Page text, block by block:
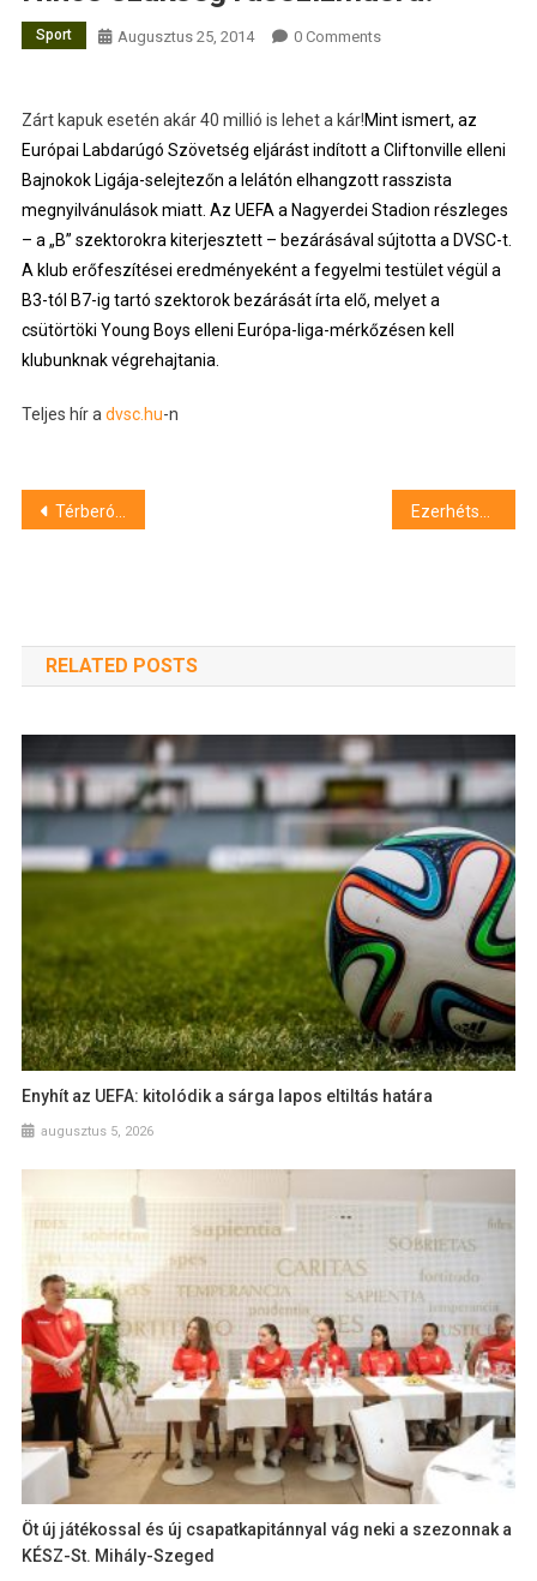
Sport Augusztus 25, 2014 0 Comments
Zárt kapuk esetén akár 40 millió is lehet a kár!Mint ismert, az
Európai Labdarúgó Szövetség eljárást indított a Cliftonville elleni
Bajnokok Ligája-selejtezőn a lelátón elhangzott rasszista
megnyilvánulások miatt. Az UEFA a Nagyerdei Stadion részleges
– a „B” szektorokra kiterjesztett – bezárásával sújtotta a DVSC-t.
A klub erőfeszítései eredményeként a fegyelmi testület végül a
B3-tól B7-ig tartó szektorok bezárását írta elő, melyet a
csütörtöki Young Boys elleni Európa-liga-mérkőzésen kell
klubunknak végrehajtania.
Teljes hír a dvsc.hu-n
Bejegyzés
Térberóva – Győri László szobrászművész kiállítása
RELATED POSTS
Enyhít az UEFA: kitolódik a sárga lapos eltiltás határa
augusztus 5, 2026
Öt új játékossal és új csapatkapitánnyal vág neki a szezonnak a
KÉSZ-St. Mihály-Szeged